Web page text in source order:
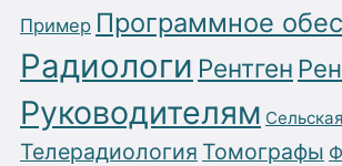
Пример Программное
Радиологи Рентген
Руководителям
Телерадиология Томографы